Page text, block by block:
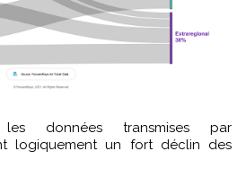
logiquement un fort déclin des